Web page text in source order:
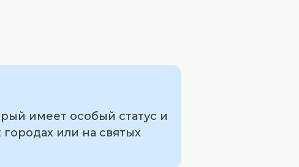
имеет особый статус и
или на святых